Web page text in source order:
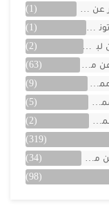
عن اليمن
(1)
تونس
(1)
لبنان
(2)
عن مصر
(63)
الأجانب
(9)
المغرب
(5)
جزائريين
(2)
(319)
ممثلين لبنان
(34)
(98)